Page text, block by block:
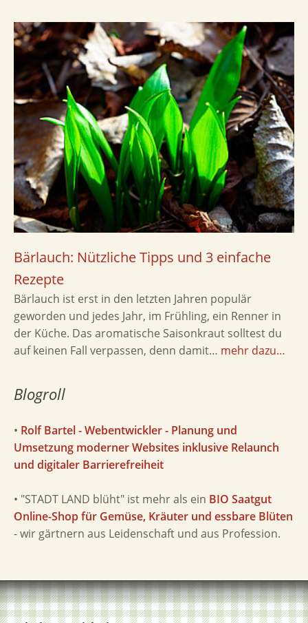
Bärlauch: Nützliche Tipps und 3 einfache
Rezepte
Bärlauch ist erst in den letzten Jahren populär
geworden und jedes Jahr, im Frühling, ein Renner in
der Küche. Das aromatische Saisonkraut solltest du
auf keinen Fall verpassen, denn damit… mehr dazu…
Blogroll
• Rolf Bartel - Webentwickler - Planung und
Umsetzung moderner Websites inklusive Relaunch
und digitaler Barrierefreiheit
• "STADT LAND blüht" ist mehr als ein BIO Saatgut
Online-Shop für Gemüse, Kräuter und essbare Blüten
- wir gärtnern aus Leidenschaft und aus Profession.